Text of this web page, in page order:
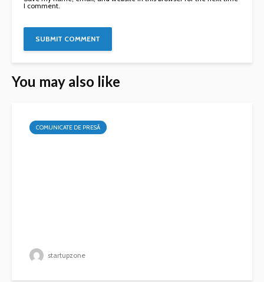
I comment.
You may also like
COMUNICATE DE PRESĂ
startupzone